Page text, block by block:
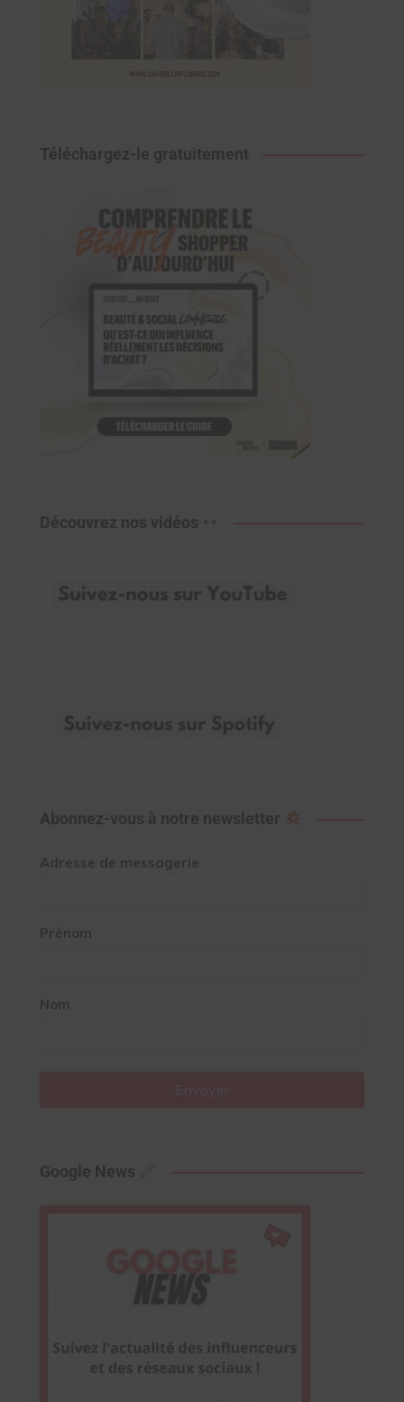
Téléchargez-le gratuitement
Découvrez nos vidéos
Abonnez-vous à notre newsletter
Adresse de messagerie
Prénom
Nom
Google News